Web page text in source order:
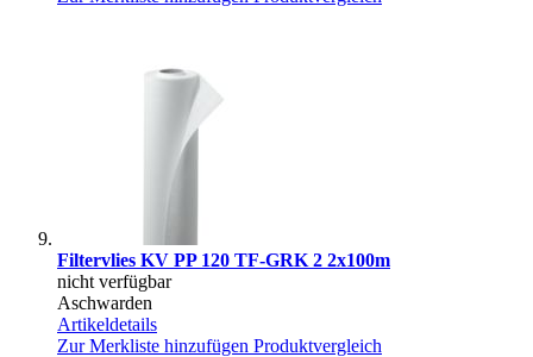
Filtervlies KV PP 120 TF-GRK 2 2x100m
nicht verfügbar
Aschwarden
Artikeldetails
Zur Merkliste hinzufügen Produktvergleich